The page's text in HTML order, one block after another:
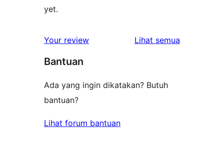
yet.
Your review Lihat semua
Bantuan
Ada yang ingin dikatakan? Butuh
bantuan?
Lihat forum bantuan